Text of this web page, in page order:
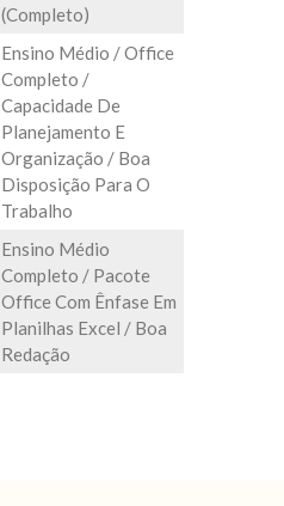
(Completo)
Ensino Médio / Office
Completo /
Capacidade De
Planejamento E
Organização / Boa
Disposição Para O
Trabalho
Ensino Médio
Completo / Pacote
Office Com Ênfase Em
Planilhas Excel / Boa
Redação